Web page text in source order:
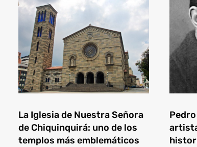
La Iglesia de Nuestra Señora
de Chiquinquirá: uno de los
templos más emblemáticos